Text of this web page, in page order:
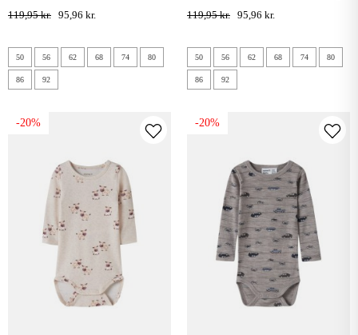
dark sapphire
119,95 kr. 95,96 kr.
50 56 62 68 74 80
86 92
toasted coconut
119,95 kr. 95,96 kr.
50 56 62 68 74 80
86 92
-20% -20%